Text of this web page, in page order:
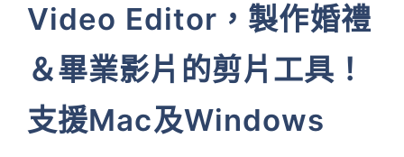
Video Editor，製作婚禮
＆畢業影片的剪片工具！
支援Mac及Windows